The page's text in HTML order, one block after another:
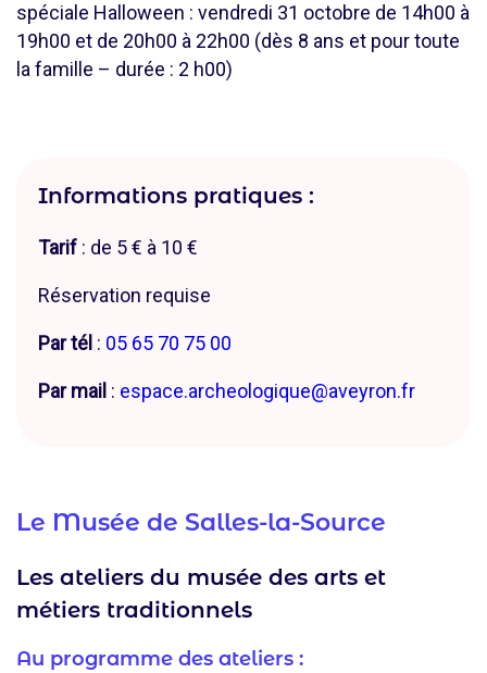
spéciale Halloween : vendredi 31 octobre de 14h00 à
19h00 et de 20h00 à 22h00 (dès 8 ans et pour toute
la famille – durée : 2 h00)
Informations pratiques :
Tarif : de 5 € à 10 €
Réservation requise
Par tél : 05 65 70 75 00
Par mail : espace.archeologique@aveyron.fr
Le Musée de Salles-la-Source
Les ateliers du musée des arts et
métiers traditionnels
Au programme des ateliers :